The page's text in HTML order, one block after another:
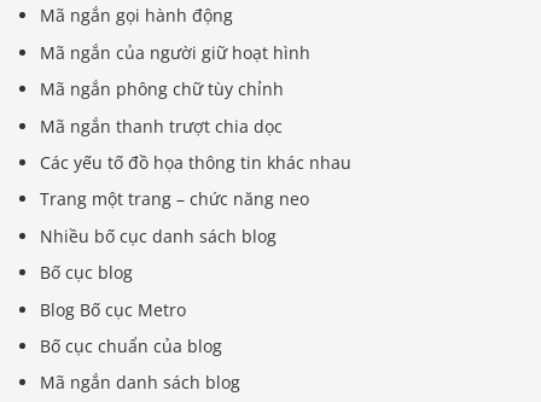
Mã ngắn gọi hành động
Mã ngắn của người giữ hoạt hình
Mã ngắn phông chữ tùy chỉnh
Mã ngắn thanh trượt chia dọc
Các yếu tố đồ họa thông tin khác nhau
Trang một trang – chức năng neo
Nhiều bố cục danh sách blog
Bố cục blog
Blog Bố cục Metro
Bố cục chuẩn của blog
Mã ngắn danh sách blog